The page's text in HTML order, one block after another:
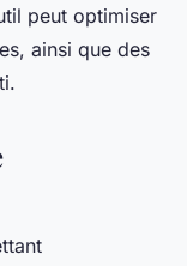
peut optimiser
ainsi que des